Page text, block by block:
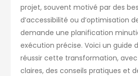
projet, souvent motivé par des
d’accessibilité ou d’optimisation
demande une planification
exécution précise. Voici un guide
réussir cette transformation,
claires, des conseils pratiques et